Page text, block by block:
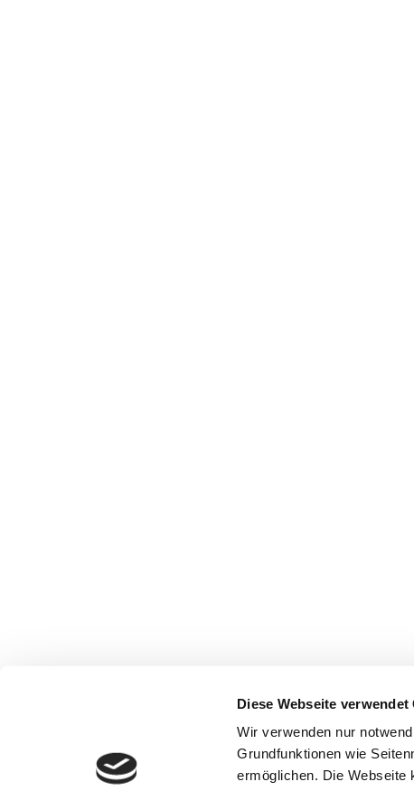
Diese Webseite verwendet
Wir verwenden nur
Grundfunktionen wie
ermöglichen. Die Webseite